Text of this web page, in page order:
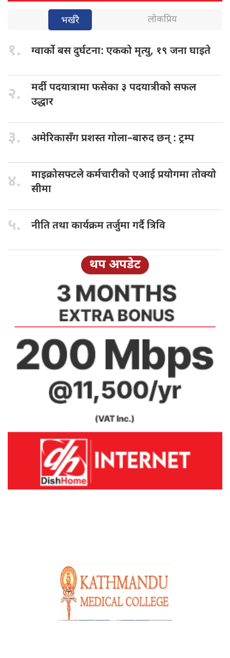
भर्खरै लोकप्रिय
१. ग्वार्को बसदुर्घटना: एकको मृत्यु, १९ जना घाइते
२. मर्दी पदयात्रामाफसेका ३ पदयात्रीको सफल
उद्धार
३. अमेरिकासँग प्रशस्तगोला–बारुद छन् : ट्रम्प
४. माइक्रोसफ्टले कर्मचारीकोएआई प्रयोगमा तोक्यो
सीमा
५. नीति तथाकार्यक्रम तर्जुमा गर्दै त्रिवि
थप अपडेट